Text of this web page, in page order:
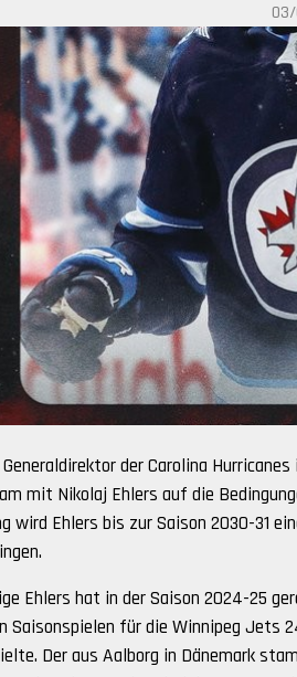
der Carolina
mit Nikolaj Ehlers auf die
wird Ehlers bis zur Saison 2030-31
Ehlers hat in der Saison 2024-25
Saisonspielen für die Winnipeg
Der aus Aalborg in Dänemark